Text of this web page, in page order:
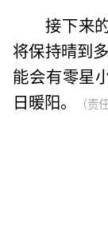
接下来
将保持晴到
能会有零星
日暖阳。
（责